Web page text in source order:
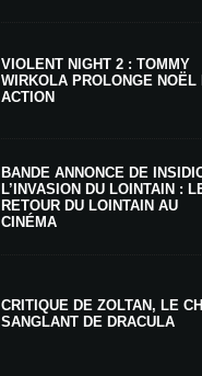
VIOLENT NIGHT 2 : TOMMY
WIRKOLA PROLONGE NOËL
ACTION
BANDE ANNONCE DE
L’INVASION DU LOINTAIN :
RETOUR DU LOINTAIN AU
CINÉMA
CRITIQUE DE ZOLTAN, LE
SANGLANT DE DRACULA